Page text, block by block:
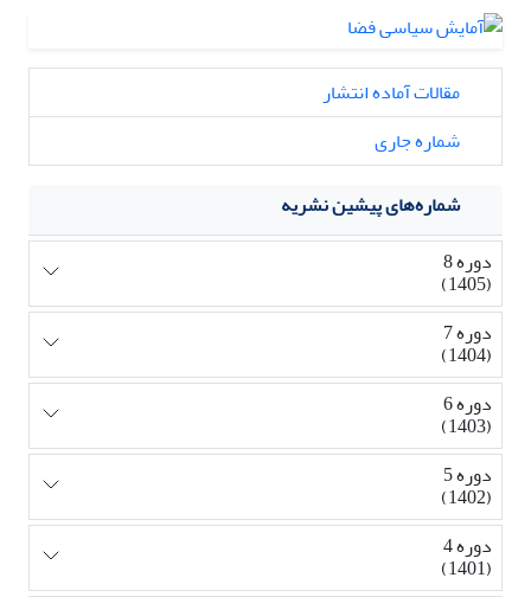
مقالات آماده انتشار
شماره جاری
شماره‌های پیشین نشریه
دوره 8
(1405)
دوره 7
(1404)
دوره 6
(1403)
دوره 5
(1402)
دوره 4
(1401)